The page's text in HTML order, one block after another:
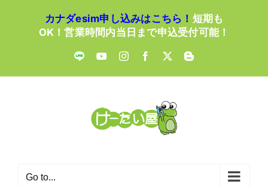
カナダesim申し込みはこちら！ 短期も
OK！営業時間内当日まで申込受付可能！
LINE YouTubeInstagramFacebook
X Blogger
Go to...